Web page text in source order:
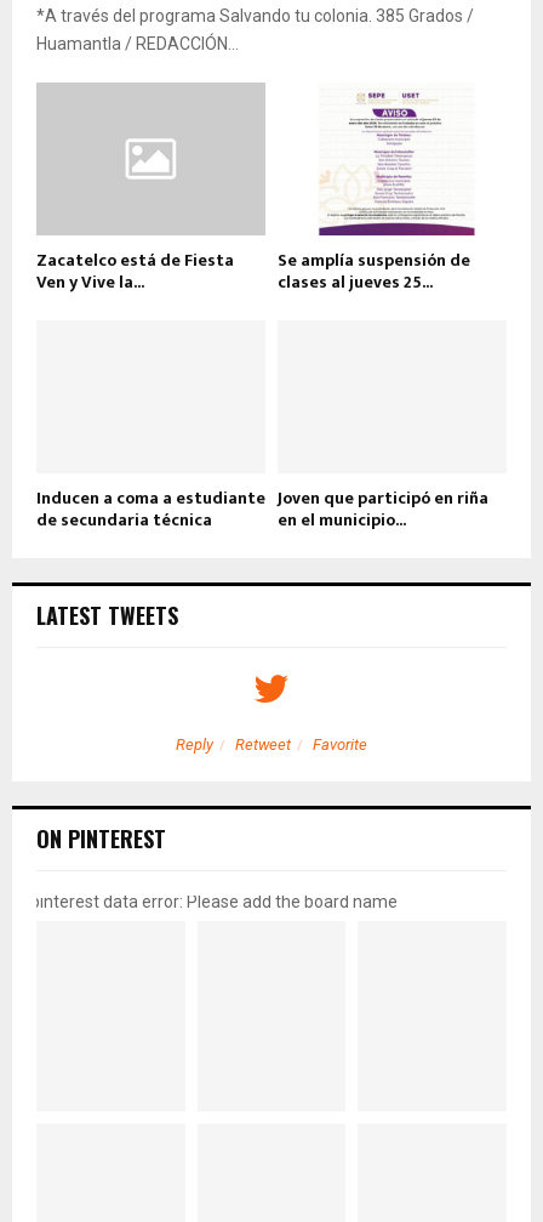
*A través del programa Salvando tu colonia. 385 Grados /
Huamantla / REDACCIÓN...
Zacatelco está de Fiesta
Ven y Vive la...
Se amplía suspensión de
clases al jueves 25...
Inducen a coma a estudiante
de secundaria técnica
Joven que participó en riña
en el municipio...
LATEST TWEETS
Reply Retweet Favorite
ON PINTEREST
pinterest data error: Please add the board name